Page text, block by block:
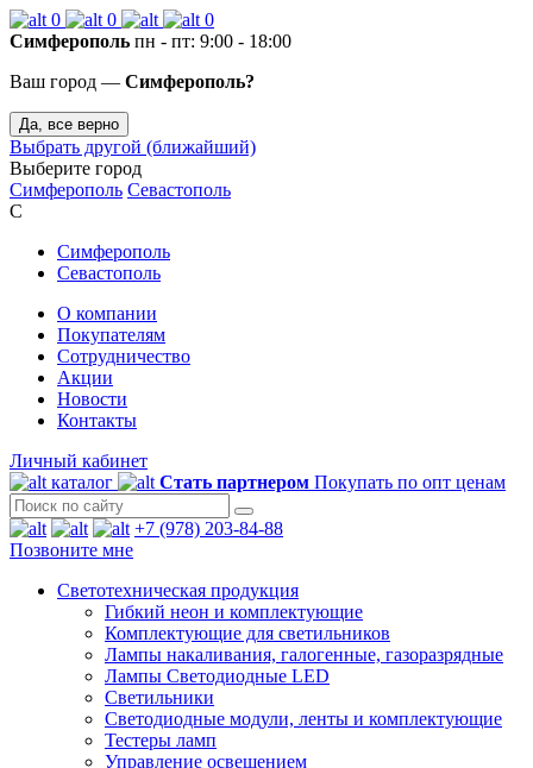
0 0
0
Симферополь пн - пт: 9:00 - 18:00
Ваш город — Симферополь?
Да, все верно
Выбрать другой (ближайший)
Выберите город
Симферополь Севастополь
С
Симферополь
Севастополь
О компании
Покупателям
Сотрудничество
Акции
Новости
Контакты
Личный кабинет
каталог
Стать партнером Покупать по опт ценам
+7 (978) 203-84-88
Позвоните мне
Светотехническая продукция
Гибкий неон и комплектующие
Комплектующие для светильников
Лампы накаливания, галогенные, газоразрядные
Лампы Светодиодные LED
Светильники
Светодиодные модули, ленты и комплектующие
Тестеры ламп
Управление освещением